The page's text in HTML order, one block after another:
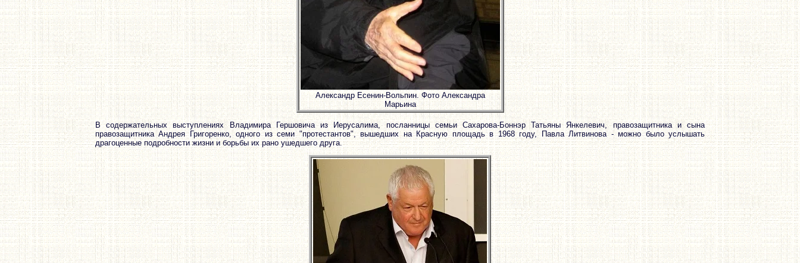
Александр Есенин-Вольпин. Фото Александра
Марьина
В содержательных выступлениях Владимира Гершовича из Иерусалима, посланницы семьи Сахарова-Боннэр Татьяны Янкелевич, правозащитника и сына
правозащитника Андрея Григоренко, одного из семи "протестантов", вышедших на Красную площадь в 1968 году, Павла Литвинова - можно было услышать
драгоценные подробности жизни и борьбы их рано ушедшего друга.